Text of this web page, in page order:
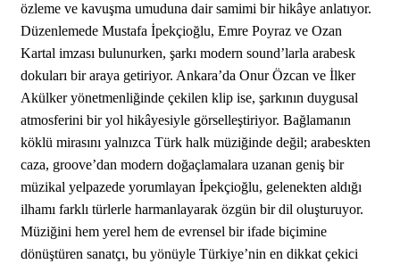
özleme ve kavuşma umuduna dair samimi bir hikâye anlatıyor.
Düzenlemede Mustafa İpekçioğlu, Emre Poyraz ve Ozan
Kartal imzası bulunurken, şarkı modern sound’larla arabesk
dokuları bir araya getiriyor. Ankara’da Onur Özcan ve İlker
Akülker yönetmenliğinde çekilen klip ise, şarkının duygusal
atmosferini bir yol hikâyesiyle görselleştiriyor. Bağlamanın
köklü mirasını yalnızca Türk halk müziğinde değil; arabeskten
caza, groove’dan modern doğaçlamalara uzanan geniş bir
müzikal yelpazede yorumlayan İpekçioğlu, gelenekten aldığı
ilhamı farklı türlerle harmanlayarak özgün bir dil oluşturuyor.
Müziğini hem yerel hem de evrensel bir ifade biçimine
dönüştüren sanatçı, bu yönüyle Türkiye’nin en dikkat çekici